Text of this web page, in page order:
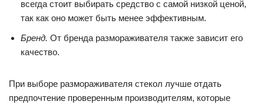
всегда стоит выбирать средство с самой низкой ценой,
так как оно может быть менее эффективным.
Бренд. От бренда размораживателя также зависит его
качество.
При выборе размораживателя стекол лучше отдать
предпочтение проверенным производителям, которые